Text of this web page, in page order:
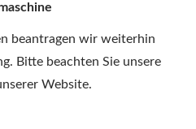
beantragen wir weiterhin
Bitte beachten Sie unsere
Website.